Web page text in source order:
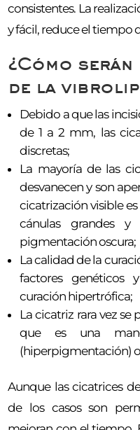
consistentes. La
y fácil, reduce el tiempo
¿Cómo
de la
Debido a que las
de 1 a 2 mm, las
discretas;
La mayoría de las
desvanecen y son
cicatrización visible
cánulas grandes
pigmentación oscura;
La calidad de la
factores genéticos
curación hipertrófica;
La cicatriz rara vez
que es una
(hiperpigmentación)
Aunque las cicatrices
de los casos son